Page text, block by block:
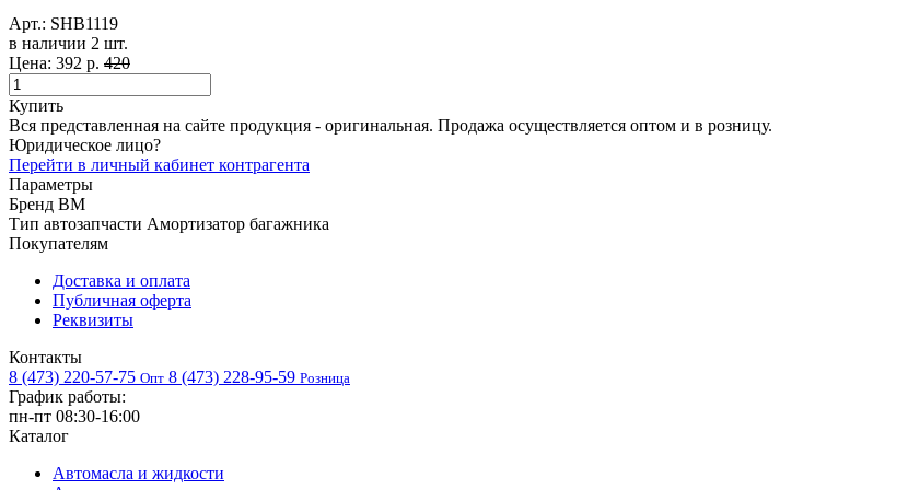
Арт.: SHB1119
в наличии 2 шт. ​
Цена: 392 р. 420
Купить
Вся представленная на сайте продукция - оригинальная. Продажа осуществляется оптом и в розницу.
Юридическое лицо?
Перейти в личный кабинет контрагента
Параметры
Бренд BM
Тип автозапчасти Амортизатор багажника
Покупателям
Доставка и оплата
Публичная оферта
Реквизиты
Контакты
8 (473) 220-57-75 Опт 8 (473) 228-95-59 Розница
График работы:
пн-пт 08:30-16:00
Каталог
Автомасла и жидкости